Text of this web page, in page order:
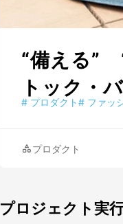
“備える”
トック・
# プロダクト# ファッ
プロダクト
プロジェクト実